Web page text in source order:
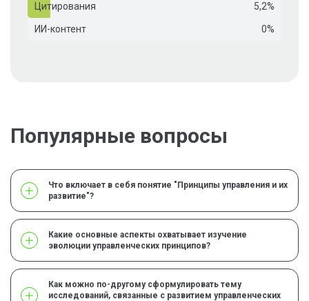
Цитирования 5,2%
ИИ-контент 0%
Популярные вопросы
Что включает в себя понятие "Принципы управления и их
развитие"?
Какие основные аспекты охватывает изучение
эволюции управленческих принципов?
Как можно по-другому сформулировать тему
исследований, связанные с развитием управленческих